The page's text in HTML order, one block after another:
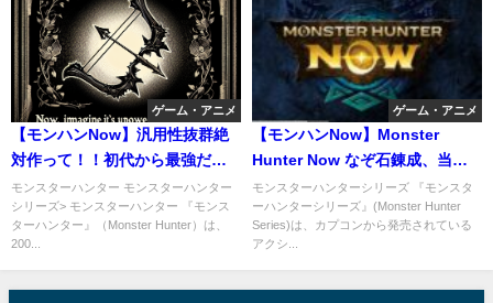
ゲーム・アニメ
【モンハンNow】汎用性抜群絶
対作って！！初代から最強だっ
た黒弓が更に強くなりましたｗ
モンスターハンター モンスターハンター
シリーズ> モンスターハンター 『モンス
ターハンター』（Monster Hunter）は、
200...
ゲーム・アニメ
【モンハンNow】Monster
Hunter Now なぞ石錬成、当た
りが付きやすいらしい。
モンスターハンターシリーズ 『モンスタ
ーハンターシリーズ』(Monster Hunter
Series)は、カプコンから発売されている
アクシ...